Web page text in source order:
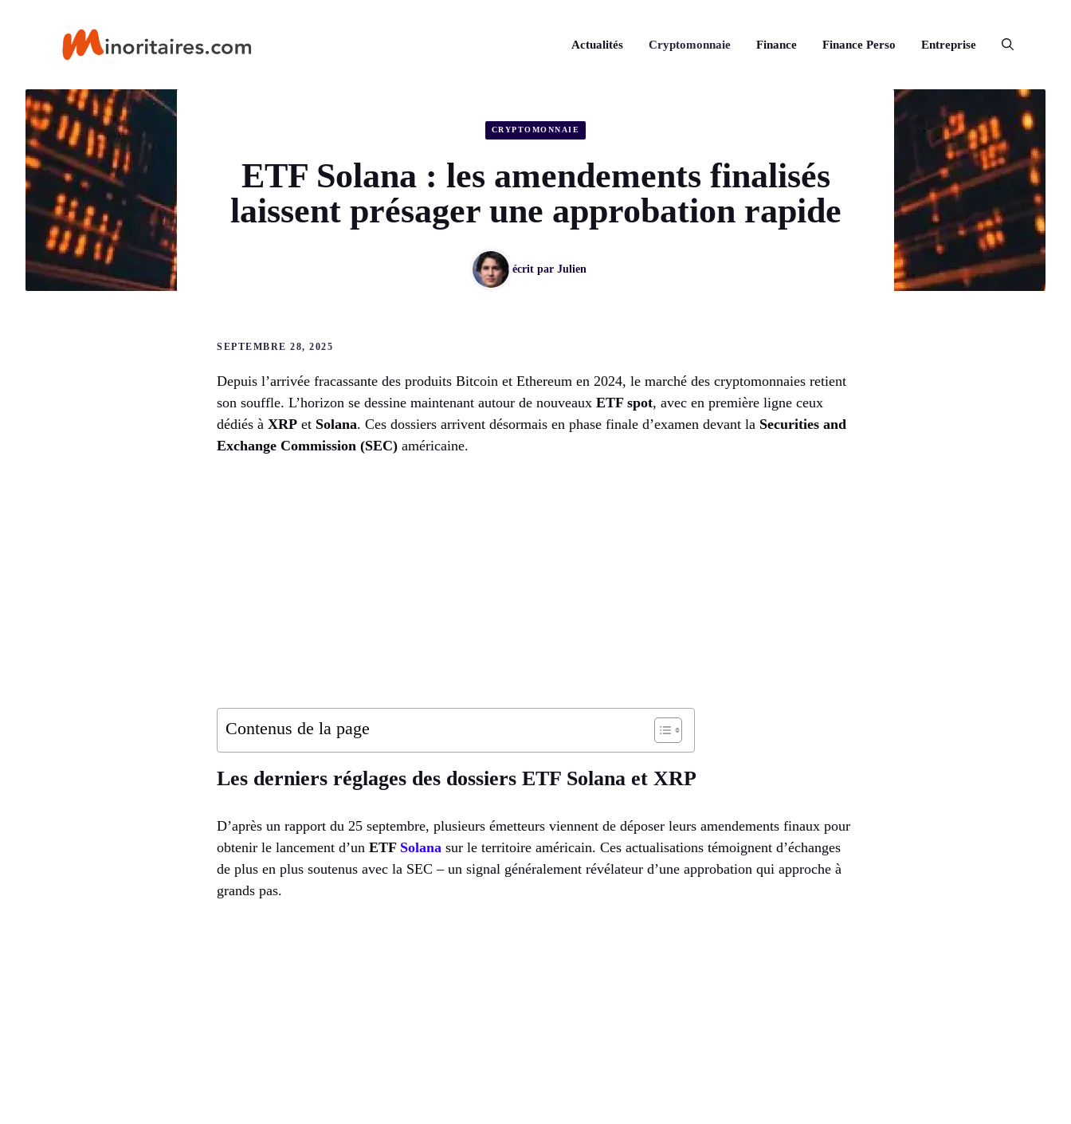
Actualités Cryptomonnaie Finance Finance Perso Entreprise
CRYPTOMONNAIE
ETF Solana : les amendements finalisés
laissent présager une approbation rapide
écrit par Julien
SEPTEMBRE 28, 2025
Depuis l’arrivée fracassante des produits Bitcoin et Ethereum en 2024, le marché des cryptomonnaies retient
son souffle. L’horizon se dessine maintenant autour de nouveaux ETF spot, avec en première ligne ceux
dédiés à XRP et Solana. Ces dossiers arrivent désormais en phase finale d’examen devant la Securities and
Exchange Commission (SEC) américaine.
Contenus de la page
Les derniers réglages des dossiers ETF Solana et XRP
D’après un rapport du 25 septembre, plusieurs émetteurs viennent de déposer leurs amendements finaux pour
obtenir le lancement d’un ETF Solana sur le territoire américain. Ces actualisations témoignent d’échanges
de plus en plus soutenus avec la SEC – un signal généralement révélateur d’une approbation qui approche à
grands pas.